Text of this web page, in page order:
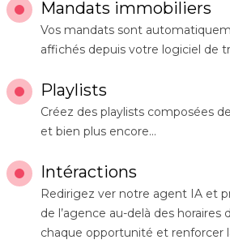
Mandats immobiliers
Vos mandats sont
affichés depuis votre logiciel de
Playlists
Créez des playlists composées
et bien plus encore...
Intéractions
Redirigez ver notre agent IA et
de l’agence au-delà des horaires
chaque opportunité et renforcer